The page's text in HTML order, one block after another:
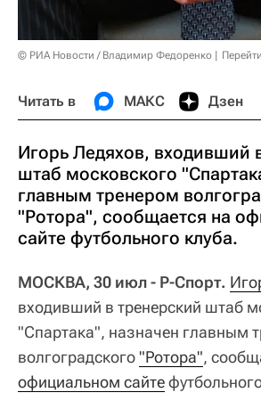
© РИА Новости / Владимир Федоренко
Читать в МАКС Дзен
Игорь Ледяхов, входивший
штаб московского
главным тренером
"Ротора", сообщается на
сайте футбольного клуба.
МОСКВА, 30 июл - Р-Спорт.
входивший в тренерский штаб
"Спартака", назначен главным
волгоградского"Ротора",
официальном сайте